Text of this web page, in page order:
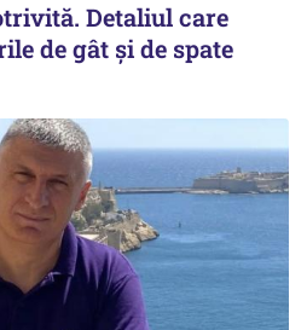
Detaliul care
de gât și de spate